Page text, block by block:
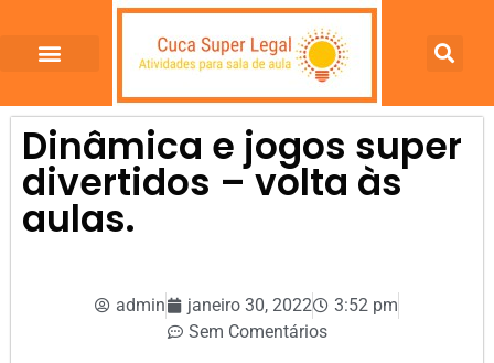
Dinâmica e jogos super
divertidos – volta às
aulas.
admin janeiro 30, 2022
3:52 pm
Sem Comentários